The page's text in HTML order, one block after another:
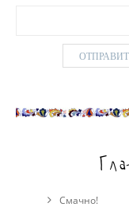
Смачно!